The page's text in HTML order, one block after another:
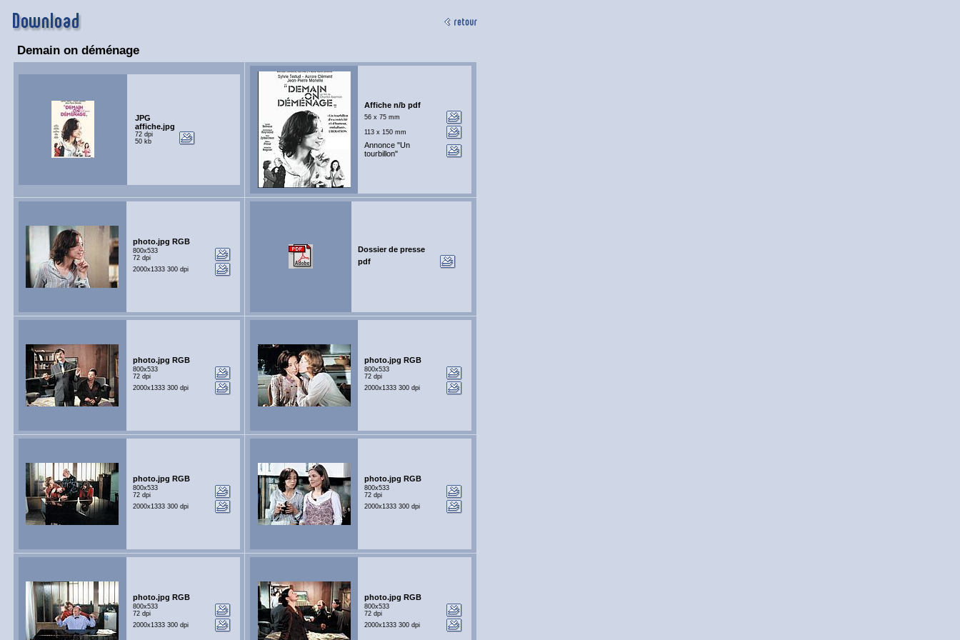
Demain on déménage
JPG
affiche.jpg
72 dpi
50 kb
Affiche n/b pdf
56 x 75 mm
113 x 150 mm
Annonce "Un
tourbillon"
photo.jpg RGB
800x533
72 dpi
2000x1333 300 dpi
Dossier de presse
pdf
photo.jpg RGB
800x533
72 dpi
2000x1333 300 dpi
photo.jpg RGB
800x533
72 dpi
2000x1333 300 dpi
photo.jpg RGB
800x533
72 dpi
2000x1333 300 dpi
photo.jpg RGB
800x533
72 dpi
2000x1333 300 dpi
photo.jpg RGB
800x533
72 dpi
2000x1333 300 dpi
photo.jpg RGB
800x533
72 dpi
2000x1333 300 dpi